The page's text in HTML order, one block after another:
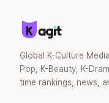
去」的直率性格。其
節目《脫掉鞋子恢單
重提這段至今仍被
的事件。 回顧李智惠
1998 年以混聲團體
Global K-Culture
Pop, K-Beauty, K-
time rankings, news,